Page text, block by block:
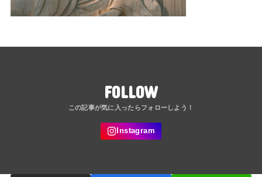
FOLLOW